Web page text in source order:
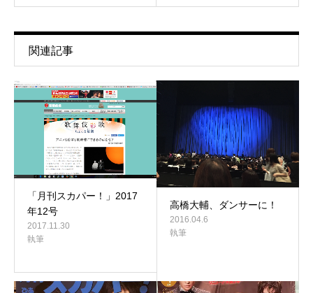
関連記事
「月刊スカパー！」2017
年12号
2017.11.30
執筆
高橋大輔、ダンサーに！
2016.04.6
執筆